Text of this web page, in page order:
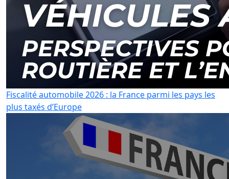
Fiscalité automobile 2026 : la France parmi les pays les
plus taxés d’Europe